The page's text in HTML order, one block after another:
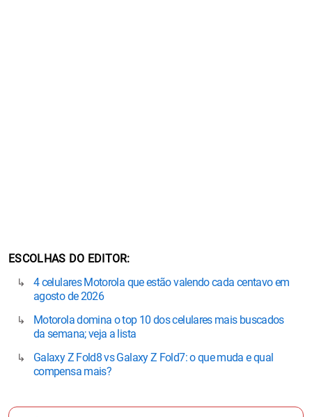
ESCOLHAS DO EDITOR
4 celulares Motorola que estão valendo cada centavo em
agosto de 2026
Motorola domina o top 10 dos celulares mais buscados
da semana; veja a lista
Galaxy Z Fold8 vs Galaxy Z Fold7: o que muda e qual
compensa mais?